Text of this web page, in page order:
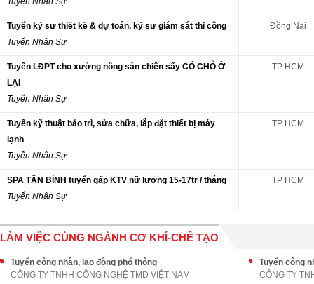
Tuyển kỹ sư thiết kế & dự toán, kỹ sư giám sát thi công
Tuyển Nhân Sự
Đồng Nai
Tuyển LĐPT cho xưởng nông sản chiên sấy CÓ CHỖ Ở
LẠI
Tuyển Nhân Sự
TP HCM
Tuyển kỹ thuật bảo trì, sửa chữa, lắp đặt thiết bị máy
lạnh
Tuyển Nhân Sự
TP HCM
SPA TÂN BÌNH tuyển gấp KTV nữ lương 15-17tr / tháng
Tuyển Nhân Sự
TP HCM
LÀM VIỆC CÙNG NGÀNH CƠ KHÍ-CHẾ TẠO
Tuyển công nhân, lao động phổ thông
CÔNG TY TNHH CÔNG NGHỆ TMD VIỆT NAM
Tuyển công
CÔNG TY